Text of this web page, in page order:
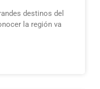
destinos del
la región va